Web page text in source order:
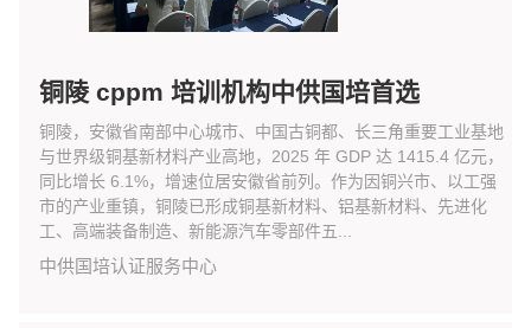
铜陵 cppm 培训机构中供国培首选
铜陵，安徽省南部中心城市、中国古铜都、长三角重要工业基地
与世界级铜基新材料产业高地，2025 年 GDP 达 1415.4 亿元，
同比增长 6.1%，增速位居安徽省前列。作为因铜兴市、以工强
市的产业重镇，铜陵已形成铜基新材料、铝基新材料、先进化
工、高端装备制造、新能源汽车零部件五...
中供国培认证服务中心